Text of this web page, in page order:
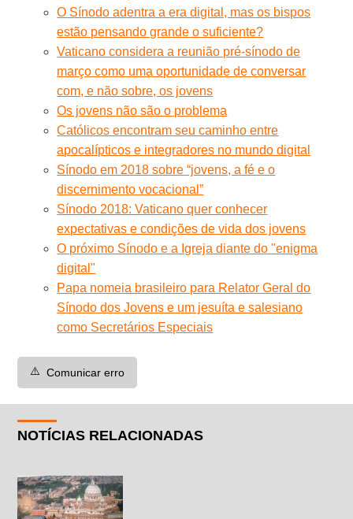
O Sínodo adentra a era digital, mas os bispos
estão pensando grande o suficiente?
Vaticano considera a reunião pré-sínodo de
março como uma oportunidade de conversar
com, e não sobre, os jovens
Os jovens não são o problema
Católicos encontram seu caminho entre
apocalípticos e integradores no mundo digital
Sínodo em 2018 sobre “jovens, a fé e o
discernimento vocacional”
Sínodo 2018: Vaticano quer conhecer
expectativas e condições de vida dos jovens
O próximo Sínodo e a Igreja diante do "enigma
digital"
Papa nomeia brasileiro para Relator Geral do
Sínodo dos Jovens e um jesuíta e salesiano
como Secretários Especiais
⚠️ Comunicar erro
NOTÍCIAS RELACIONADAS